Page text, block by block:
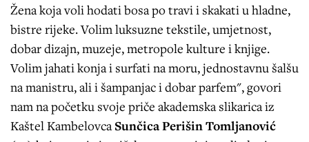
Žena koja voli hodati bosa po travi i skakati u hladne,
bistre rijeke. Volim luksuzne tekstile, umjetnost,
dobar dizajn, muzeje, metropole kulture i knjige.
Volim jahati konja i surfati na moru, jednostavnu šalšu
na manistru, ali i šampanjac i dobar parfem", govori
nam na početku svoje priče akademska slikarica iz
Kaštel KambelovcaSunčica Perišin Tomljanović